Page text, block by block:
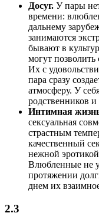
Досуг. У пары
времени:
дальнему
занимаются
бывают в
могут позволить
Их с
пара сразу
атмосферу. У
родственников
Интимная
сексуальная
страстным
качественный
нежной
Влюбленные не
протяжении
днем их
2.3